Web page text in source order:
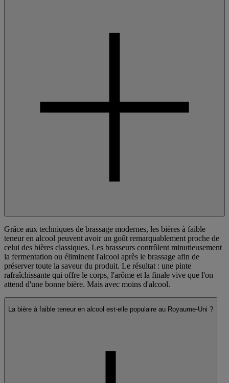
Grâce aux techniques de brassage modernes, les bières à faible
teneur en alcool peuvent avoir un goût remarquablement proche de
celui des bières classiques. Les brasseurs contrôlent minutieusement
la fermentation ou éliminent l'alcool après le brassage afin de
préserver toute la saveur du produit. Le résultat : une pinte
rafraîchissante qui offre le corps, l'arôme et la finale vive que l'on
attend d'une bonne bière. Mais avec moins d'alcool.
La bière à faible teneur en alcool est-elle populaire au Royaume-Uni ?